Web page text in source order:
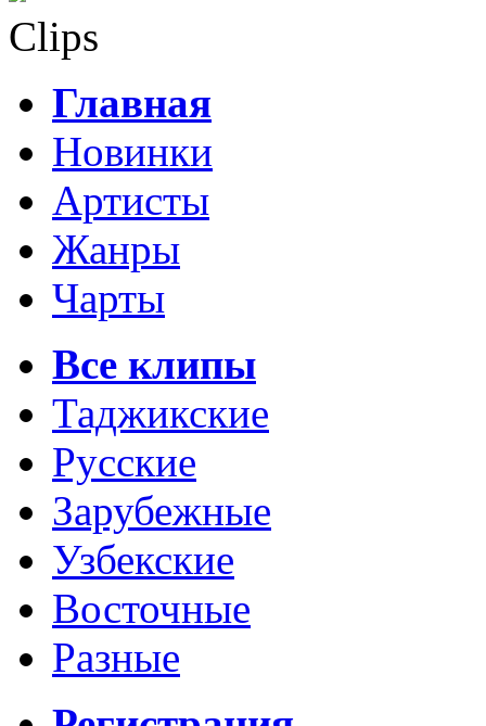
Clips
Главная
Новинки
Артисты
Жанры
Чарты
Все клипы
Таджикские
Русские
Зарубежные
Узбекские
Восточные
Разные